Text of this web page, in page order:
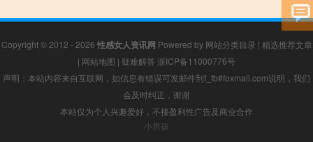
Copyright © 2012 - 2026 性感女人资讯网 Powered by 网站分类目录 | 精选推荐文章
| 网站地图 | 疑难解答 浙ICP备11000776号
声明：本站内容来自互联网，如信息有错误可发邮件到f_fb#foxmail.com说明，我们
会及时纠正，谢谢
本站仅为个人兴趣爱好，不接盈利性广告及商业合作
小男孩